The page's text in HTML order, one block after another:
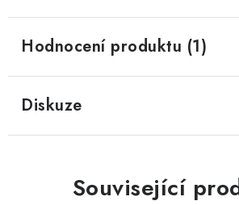
Hodnocení produktu (1)
Diskuze
Související